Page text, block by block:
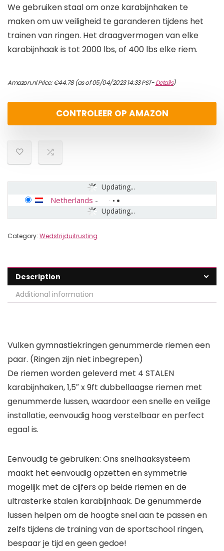
We gebruiken staal om onze karabijnhaken te
maken om uw veiligheid te garanderen tijdens het
trainen van ringen. Het draagvermogen van elke
karabijnhaak is tot 2000 lbs, of 400 lbs elke riem.
Amazon.nl Price:€44.78(as of 05/04/2023 14:33 PST-Details)
CONTROLEER OP AMAZON
Updating...
Updating...
Netherlands -
Category: Wedstrijduitrusting
Description
Additional information
Vulken gymnastiekringen genummerde riemen een
paar. (Ringen zijn niet inbegrepen)
De riemen worden geleverd met 4 STALEN
karabijnhaken, 1,5″ x 9ft dubbellaagse riemen met
genummerde lussen, waardoor een snelle en veilige
installatie, eenvoudig hoog verstelbaar en perfect
egaal is.
Eenvoudig te gebruiken: Ons snelhaaksysteem
maakt het eenvoudig opzetten en symmetrie
mogelijk met de cijfers op beide riemen en de
ultrasterke stalen karabijnhaak. De genummerde
lussen helpen om de hoogte snel aan te passen en
zelfs tijdens de training van de sportschool ringen,
bespaar je tijd en geen gedoe!